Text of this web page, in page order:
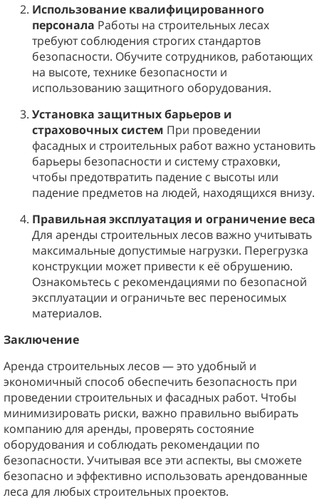
Использование квалифицированного
персонала Работы на строительных лесах
требуют соблюдения строгих стандартов
безопасности. Обучите сотрудников, работающих
на высоте, технике безопасности и
использованию защитного оборудования.
Установка защитных барьеров и
страховочных систем При проведении
фасадных и строительных работ важно установить
барьеры безопасности и систему страховки,
чтобы предотвратить падение с высоты или
падение предметов на людей, находящихся внизу.
Правильная эксплуатация и ограничение веса
Для аренды строительных лесов важно учитывать
максимальные допустимые нагрузки. Перегрузка
конструкции может привести к её обрушению.
Ознакомьтесь с рекомендациями по безопасной
эксплуатации и ограничьте вес переносимых
материалов.
Заключение
Аренда строительных лесов — это удобный и
экономичный способ обеспечить безопасность при
проведении строительных и фасадных работ. Чтобы
минимизировать риски, важно правильно выбирать
компанию для аренды, проверять состояние
оборудования и соблюдать рекомендации по
безопасности. Учитывая все эти аспекты, вы сможете
безопасно и эффективно использовать арендованные
леса для любых строительных проектов.